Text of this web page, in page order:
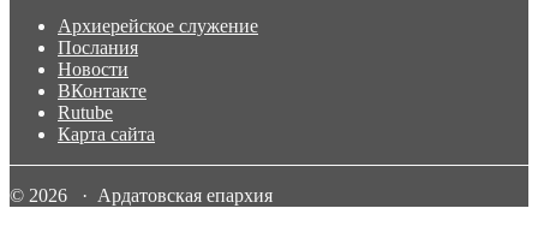
Архиерейское служение
Послания
Новости
ВКонтакте
Rutube
Карта сайта
© 2026 · Ардатовская епархия